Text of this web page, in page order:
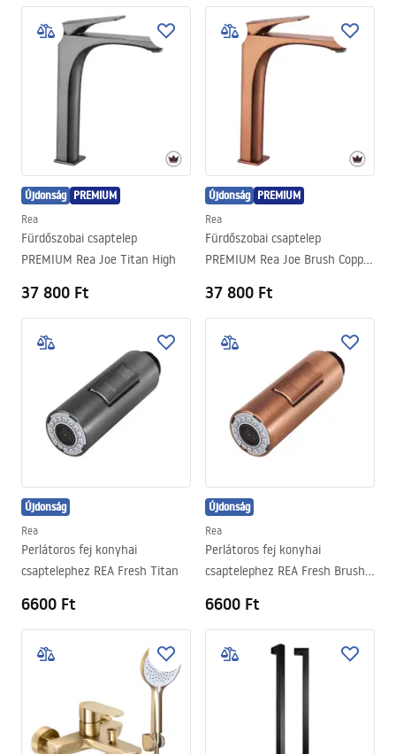
Újdonság PREMIUM
Rea
Fürdőszobai csaptelep
PREMIUM Rea Joe Titan High
37 800 Ft
Újdonság PREMIUM
Rea
Fürdőszobai csaptelep
PREMIUM Rea Joe Brush Copper
37 800 Ft
Újdonság
Rea
Perlátoros fej konyhai
csaptelephez REA Fresh Titan
6600 Ft
Újdonság
Rea
Perlátoros fej konyhai
csaptelephez REA Fresh Brush
6600 Ft